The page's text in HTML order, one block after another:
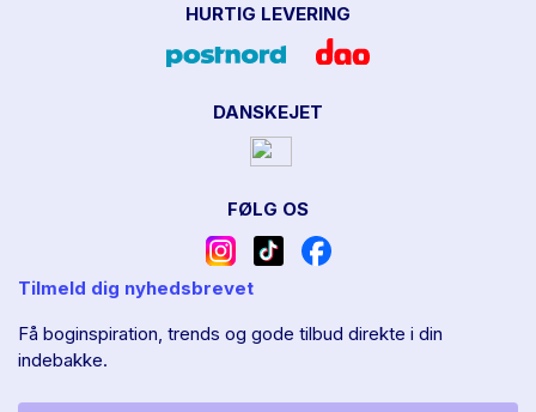
HURTIG LEVERING
DANSKEJET
FØLG OS
Tilmeld dig nyhedsbrevet
Få boginspiration, trends og gode tilbud direkte i din
indebakke.